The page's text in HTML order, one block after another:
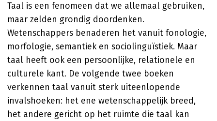
Taal is een fenomeen dat we allemaal gebruiken,
maar zelden grondig doordenken.
Wetenschappers benaderen het vanuit fonologie,
morfologie, semantiek en sociolinguïstiek. Maar
taal heeft ook een persoonlijke, relationele en
culturele kant. De volgende twee boeken
verkennen taal vanuit sterk uiteenlopende
invalshoeken: het ene wetenschappelijk breed,
het andere gericht op het ruimte die taal kan